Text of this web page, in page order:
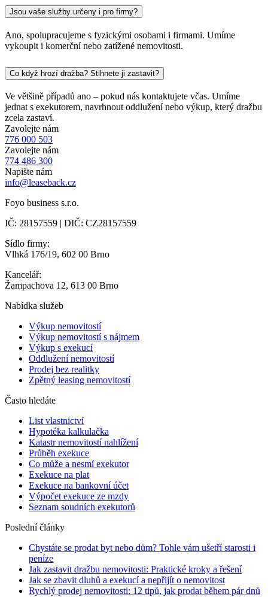
Jsou vaše služby určeny i pro firmy?
Ano, spolupracujeme s fyzickými osobami i firmami. Umíme
vykoupit i komerční nebo zatížené nemovitosti.
Co když hrozí dražba? Stihnete ji zastavit?
Ve většině případů ano – pokud nás kontaktujete včas. Umíme
jednat s exekutorem, navrhnout oddlužení nebo výkup, který dražbu
zcela zastaví.
Zavolejte nám
776 000 503
Zavolejte nám
774 486 300
Napište nám
info@leaseback.cz
Foyo business s.r.o.
IČ: 28157559 | DIČ: CZ28157559
Sídlo firmy:
Vlhká 176/19, 602 00 Brno
Kancelář:
Žampachova 12, 613 00 Brno
Nabídka služeb
Výkup nemovitostí
Výkup nemovitostí s nájmem
Výkup s exekucí
Oddlužení nemovitostí
Prodej bez realitky
Zpětný leasing nemovitostí
Často hledáte
List vlastnictví
Hypotéka kalkulačka
Katastr nemovitostí nahlížení
Průběh exekuce
Co může a nesmí exekutor
Exekuce na plat
Exekuce na bankovní účet
Výpočet exekuce ze mzdy
Seznam soudních exekutorů
Poslední články
Chystáte se prodat byt nebo dům? Tohle vám ušetří starosti i
peníze
Jak zastavit dražbu nemovitosti: Praktické kroky a řešení
Jak se zbavit dluhů a exekucí a nepřijít o nemovitost
Rychlý prodej nemovitosti: 12 tipů, jak prodat během pár dnů